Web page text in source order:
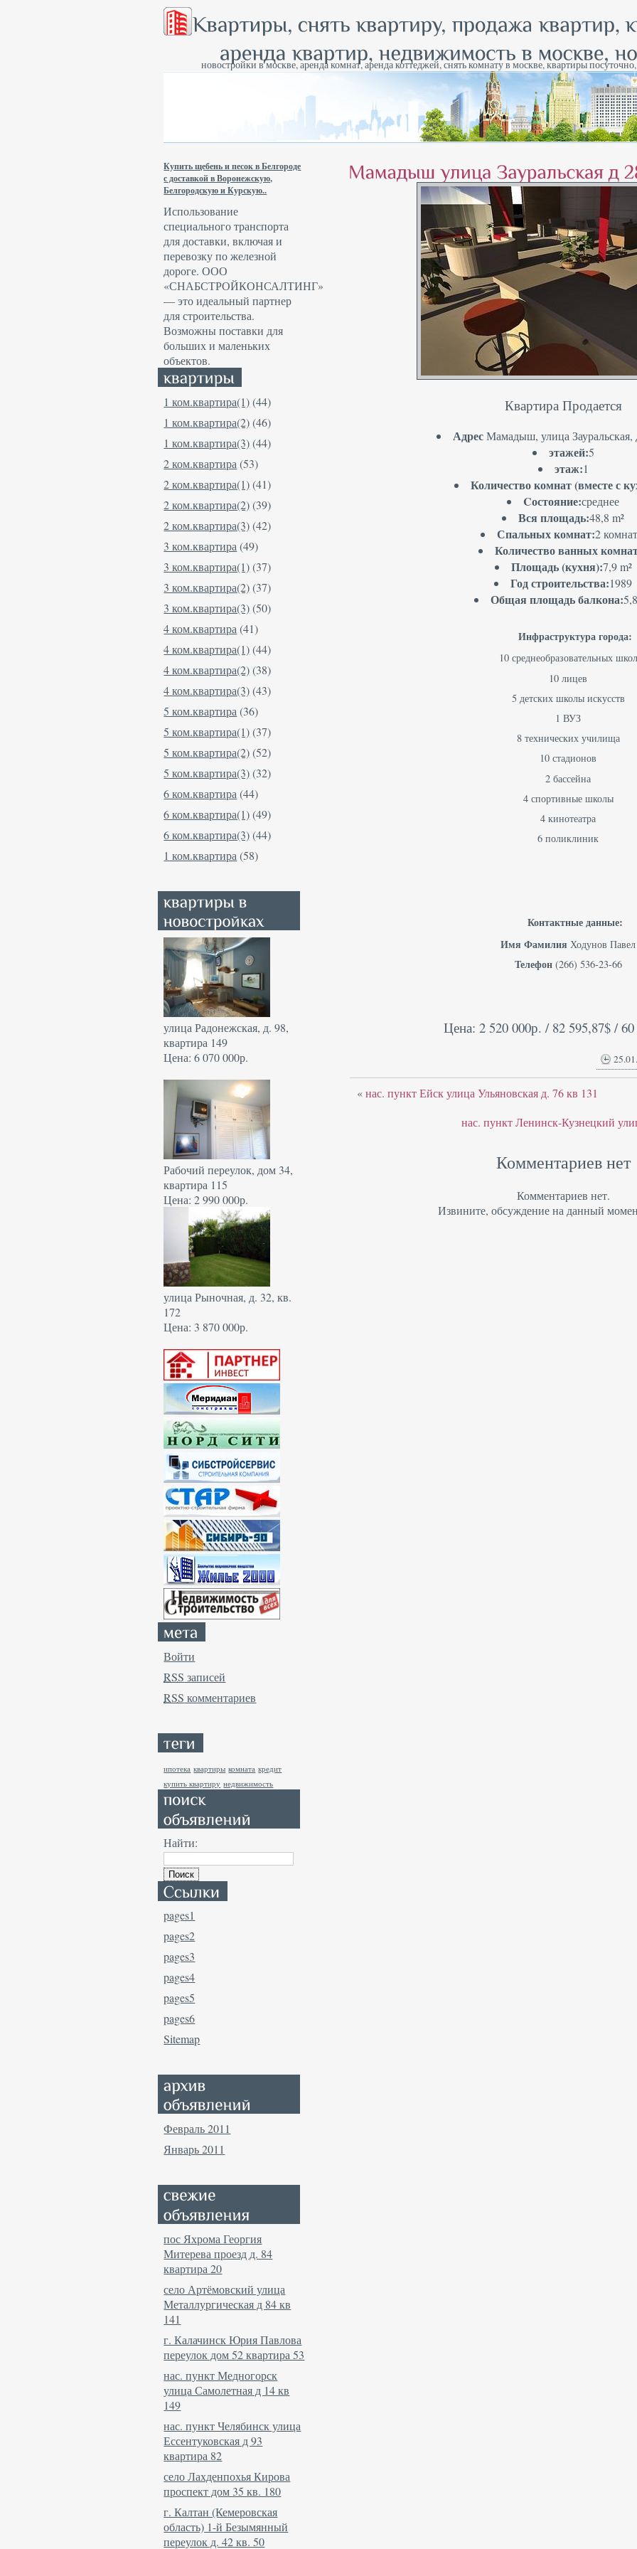
новостройки в москве, аренда комнат, аренда коттеджей, снять комнату в москве, квартиры
Купить щебень и песок в Белгороде
с доставкой в Воронежскую,
Белгородскую и Курскую..
Использование
специального транспорта
для доставки, включая и
перевозку по железной
дороге. ООО
«СНАБСТРОЙКОНСАЛТИНГ»
— это идеальный партнер
для строительства.
Возможны поставки для
больших и маленьких
объектов.
1 ком.квартира(1)(44)
1 ком.квартира(2)(46)
1 ком.квартира(3)(44)
2 ком.квартира (53)
2 ком.квартира(1)(41)
2 ком.квартира(2)(39)
2 ком.квартира(3)(42)
3 ком.квартира (49)
3 ком.квартира(1)(37)
3 ком.квартира(2)(37)
3 ком.квартира(3)(50)
4 ком.квартира (41)
4 ком.квартира(1)(44)
4 ком.квартира(2)(38)
4 ком.квартира(3)(43)
5 ком.квартира (36)
5 ком.квартира(1)(37)
5 ком.квартира(2)(52)
5 ком.квартира(3)(32)
6 ком.квартира (44)
6 ком.квартира(1)(49)
6 ком.квартира(3)(44)
1 ком.квартира (58)
улица Радонежская, д. 98,
квартира 149
Цена: 6 070 000р.
Рабочий переулок, дом 34,
квартира 115
Цена: 2 990 000р.
улица Рыночная, д. 32, кв.
172
Цена: 3 870 000р.
Войти
RSS записей
RSS комментариев
ипотека квартиры комната кредит
купить квартиру недвижимость
Найти:
pages1
pages2
pages3
pages4
pages5
pages6
Sitemap
Февраль 2011
Январь 2011
пос Яхрома Георгия
Митерева проезд д. 84
квартира 20
село Артёмовский улица
Металлургическая д 84 кв
141
г. Калачинск Юрия Павлова
переулок дом 52 квартира 53
нас. пункт Медногорск
улица Самолетная д 14 кв
149
нас. пункт Челябинск улица
Ессентуковская д 93
квартира 82
село Лахденпохья Кирова
проспект дом 35 кв. 180
г. Калтан (Кемеровская
область) 1-й Безымянный
переулок д. 42 кв. 50
Квартира Продается
АдресМамадыш, улица Зауральская,
этажей:5
этаж:1
Количество комнат (вместе с
Cостояние:среднее
Вся площадь:48,8 m²
Спальных комнат:2
Количество ванных
Площадь (кухня):7,9 m²
Год строительства:1989
Общая площадь балкона:
Инфраструктура города:
10 среднеобразовательных школ
10 лицев
5 детских школы искусств
1 ВУЗ
8 технических училища
10 стадионов
2 бассейна
4 спортивные школы
4 кинотеатра
6 поликлиник
Контактные данные:
Имя Фамилия Ходунов Павел
Телефон(266) 536-23-66
Цена: 2 520 000р. / 82 595,87$ /
«нас. пункт Ейск улица Ульяновская д. 76 кв 131
нас. пункт Ленинск-Кузнецкий
Комментариев нет
Комментариев нет.
Извините, обсуждение на данный